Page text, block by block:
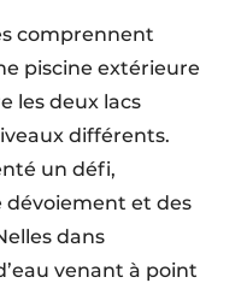
comprennent
piscine extérieure
les deux lacs
différents.
un défi,
dévoiement et des
dans
venant à point